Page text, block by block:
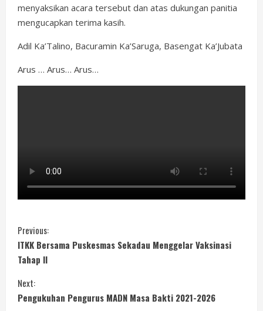
menyaksikan acara tersebut dan atas dukungan panitia
mengucapkan terima kasih.
Adil Ka’Talino, Bacuramin Ka’Saruga, Basengat Ka’Jubata
Arus … Arus… Arus…
C
o
n
Previous:
ITKK Bersama Puskesmas Sekadau Menggelar Vaksinasi
Tahap II
Next:
Pengukuhan Pengurus MADN Masa Bakti 2021-2026